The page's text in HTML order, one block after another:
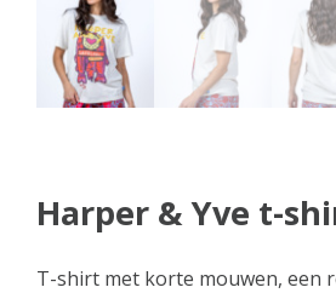
Harper & Yve t-
T-shirt met korte mouwen, een